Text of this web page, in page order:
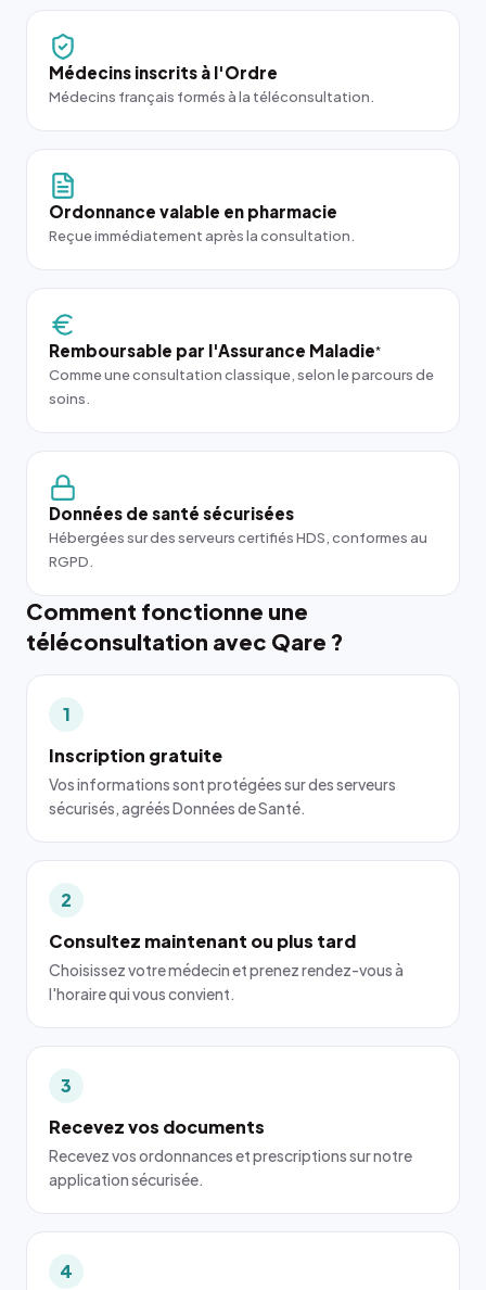
Médecins inscrits à l'Ordre
Médecins français formés à la téléconsultation.
Ordonnance valable en pharmacie
Reçue immédiatement après la consultation.
Remboursable par l'Assurance Maladie*
Comme une consultation classique, selon le parcours de
soins.
Données de santé sécurisées
Hébergées sur des serveurs certifiés HDS, conformes au
RGPD.
Comment fonctionne une
téléconsultation avec Qare ?
1
Inscription gratuite
Vos informations sont protégées sur des serveurs
sécurisés, agréés Données de Santé.
2
Consultez maintenant ou plus tard
Choisissez votre médecin et prenez rendez-vous à
l'horaire qui vous convient.
3
Recevez vos documents
Recevez vos ordonnances et prescriptions sur notre
application sécurisée.
4